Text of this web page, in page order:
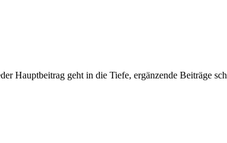
Hauptbeitrag geht in die Tiefe, ergänzende Beiträge